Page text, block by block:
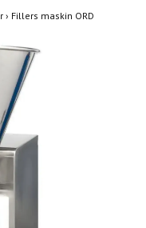
› Fillers maskin ORD